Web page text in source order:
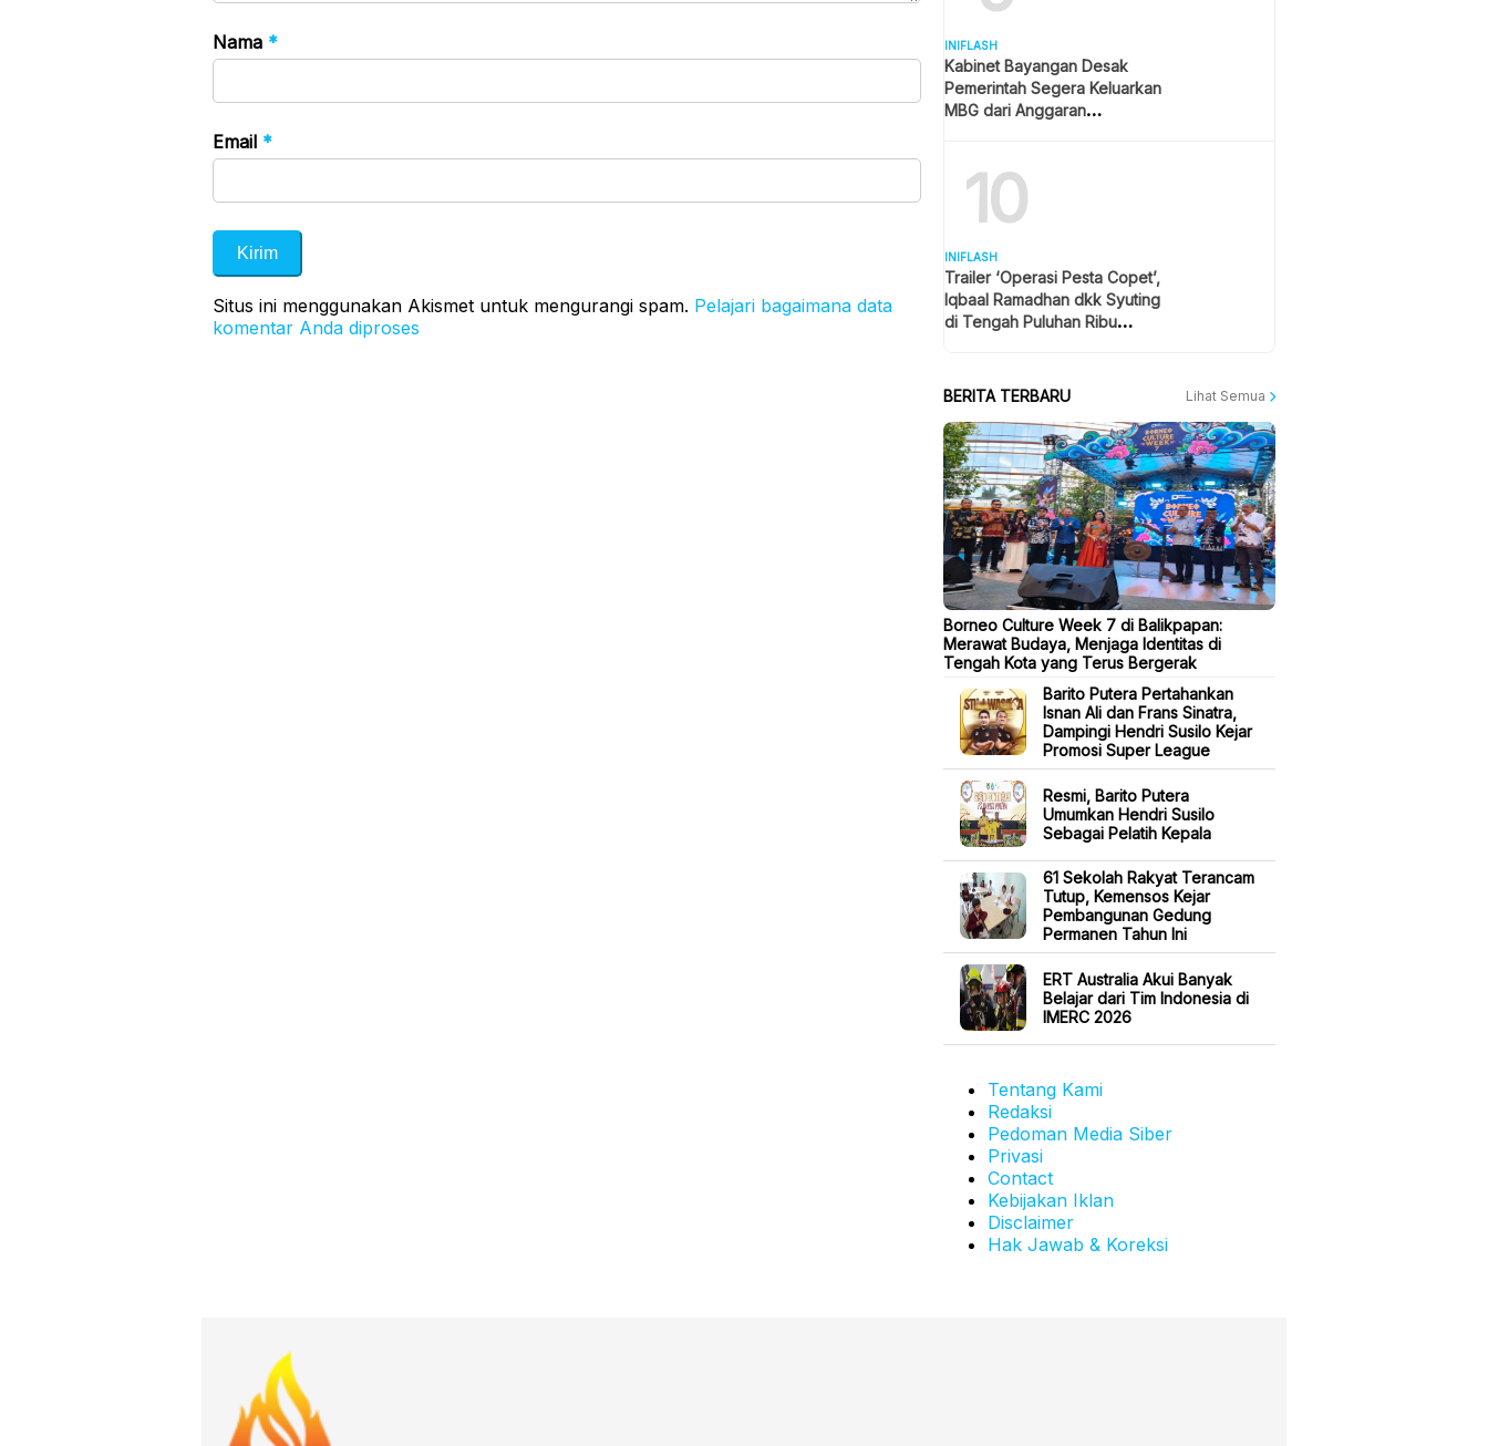
Nama *
Email *
Situs ini menggunakan Akismet untuk mengurangi spam. Pelajari bagaimana data
komentar Anda diproses
INIFLASH
Kabinet Bayangan Desak
Pemerintah Segera Keluarkan
MBG dari Anggaran
10
INIFLASH
Trailer ‘Operasi Pesta Copet’,
Iqbaal Ramadhan dkk Syuting
di Tengah Puluhan Ribu
BERITA TERBARU Lihat Semua
Borneo Culture Week 7 di Balikpapan:
Merawat Budaya, Menjaga Identitas di
Tengah Kota yang Terus Bergerak
Barito Putera Pertahankan
Isnan Ali dan Frans Sinatra,
Dampingi Hendri Susilo Kejar
Promosi Super League
Resmi, Barito Putera
Umumkan Hendri Susilo
Sebagai Pelatih Kepala
61 Sekolah Rakyat Terancam
Tutup, Kemensos Kejar
Pembangunan Gedung
Permanen Tahun Ini
ERT Australia Akui Banyak
Belajar dari Tim Indonesia di
IMERC 2026
Tentang Kami
Redaksi
Pedoman Media Siber
Privasi
Contact
Kebijakan Iklan
Disclaimer
Hak Jawab & Koreksi